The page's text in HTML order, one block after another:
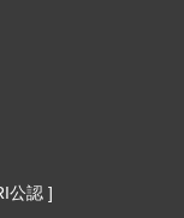
公認 ]